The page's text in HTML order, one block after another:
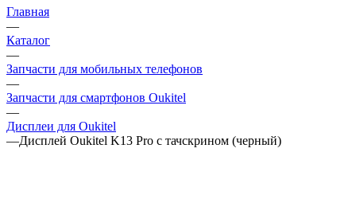
Главная
—
Каталог
—
Запчасти для мобильных телефонов
—
Запчасти для смартфонов Oukitel
—
Дисплеи для Oukitel
—Дисплей Oukitel K13 Pro с тачскрином (черный)